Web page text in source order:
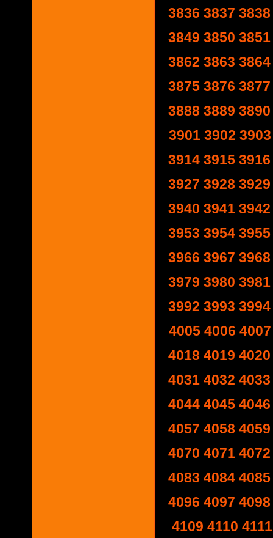
3836 3837 3838
3849 3850 3851
3862 3863 3864
3875 3876 3877
3888 3889 3890
3901 3902 3903
3914 3915 3916
3927 3928 3929
3940 3941 3942
3953 3954 3955
3966 3967 3968
3979 3980 3981
3992 3993 3994
4005 4006 4007
4018 4019 4020
4031 4032 4033
4044 4045 4046
4057 4058 4059
4070 4071 4072
4083 4084 4085
4096 4097 4098
4109 4110 4111